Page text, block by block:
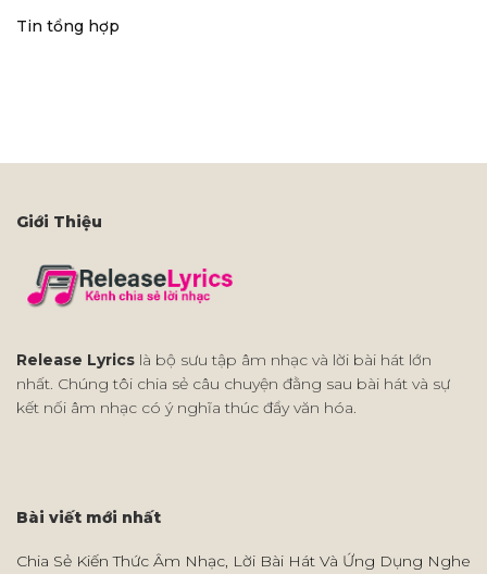
Tin tổng hợp
Giới Thiệu
Release Lyrics là bộ sưu tập âm nhạc và lời bài hát lớn
nhất. Chúng tôi chia sẻ câu chuyện đằng sau bài hát và sự
kết nối âm nhạc có ý nghĩa thúc đẩy văn hóa.
Bài viết mới nhất
Chia Sẻ Kiến Thức Âm Nhạc, Lời Bài Hát Và Ứng Dụng Nghe